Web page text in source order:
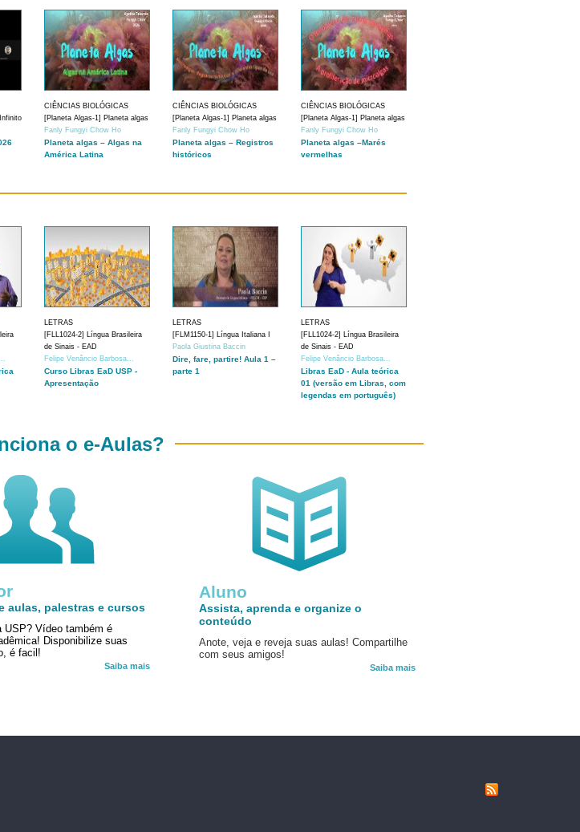
CIÊNCIAS BIOLÓGICAS
[Planeta Algas-1] Planeta algas
Fanly Fungyi Chow Ho
Planeta algas – Algas na
América Latina
CIÊNCIAS BIOLÓGICAS
[Planeta Algas-1] Planeta algas
Fanly Fungyi Chow Ho
Planeta algas – Registros
históricos
CIÊNCIAS BIOLÓGICAS
[Planeta Algas-1] Planeta algas
Fanly Fungyi Chow Ho
Planeta algas –Marés
vermelhas
LETRAS
[FLL1024-2] Língua Brasileira
de Sinais - EAD
Felipe Venâncio Barbosa...
Curso Libras EaD USP -
Apresentação
LETRAS
[FLM1150-1] Língua Italiana I
Paola Giustina Baccin
Dire, fare, partire! Aula 1 –
parte 1
LETRAS
[FLL1024-2] Língua Brasileira
de Sinais - EAD
Felipe Venâncio Barbosa...
Libras EaD - Aula teórica
01 (versão em Libras, com
legendas em português)
Aluno
Assista, aprenda e organize o
conteúdo
Anote, veja e reveja suas aulas! Compartilhe
com seus amigos!
Saiba mais
o e-Aulas?
aulas, palestras e cursos
USP? Vídeo também é
Disponibilize suas
é facil!
Saiba mais